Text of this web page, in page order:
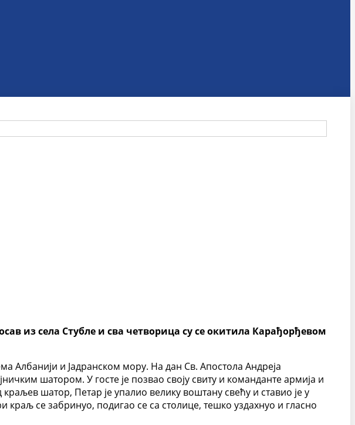
из села Стубле и сва четворица су се окитила Карађорђевом
Албанији и Јадранском мору. На дан Св. Апостола Андреја
шатором. У госте је позвао своју свиту и команданте армија и
шатор, Петар је упалио велику воштану свећу и ставио је у
краљ се забринуо, подигао се са столице, тешко уздахнуо и гласно